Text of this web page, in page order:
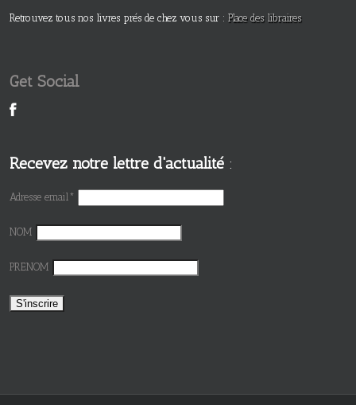
Retrouvez tous nos livres prés de chez vous sur : Place des libraires
Get Social
Recevez notre lettre d'actualité :
Adresse email*
NOM
PRENOM